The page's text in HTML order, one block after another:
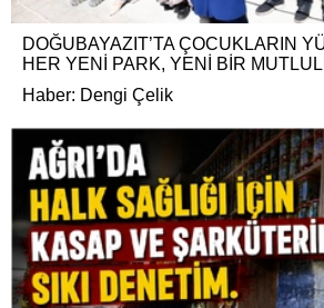
DOĞUBAYAZIT’TA ÇOCUKLARIN
HER YENİ PARK, YENİ BİR
Haber: Dengi Çelik